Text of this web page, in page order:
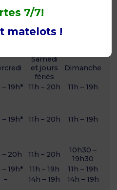
Samedi
et jours
fériés
Dimanche
– 19h* 11h – 20h 11h – 19h
– 19h* 11h – 20h 11h – 19h
– 20h 11h – 20h
10h30 –
19h30
– 19h* 11h – 19h
11h – 19h
– 14h – 19h
14h – 19h
7/7!
matelots !